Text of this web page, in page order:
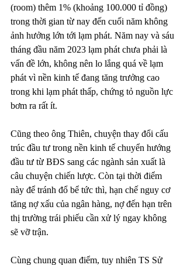
(room) thêm 1% (khoảng 100.000 tỉ đồng)
trong thời gian từ nay đến cuối năm không
ảnh hưởng lớn tới lạm phát. Năm nay và sáu
tháng đầu năm 2023 lạm phát chưa phải là
vấn đề lớn, không nên lo lắng quá về lạm
phát vì nền kinh tế đang tăng trưởng cao
trong khi lạm phát thấp, chứng tỏ nguồn lực
bơm ra rất ít.
Cũng theo ông Thiên, chuyện thay đổi cấu
trúc đầu tư trong nền kinh tế chuyển hướng
đầu tư từ BĐS sang các ngành sản xuất là
câu chuyện chiến lược. Còn tại thời điểm
này để tránh đổ bể tức thì, hạn chế nguy cơ
tăng nợ xấu của ngân hàng, nợ đến hạn trên
thị trường trái phiếu cần xử lý ngay không
sẽ vỡ trận.
Cùng chung quan điểm, tuy nhiên TS Sử